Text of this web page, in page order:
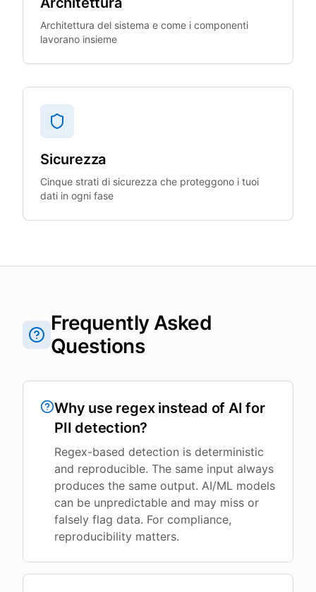
Architettura del sistema e come i componenti
lavorano insieme
Sicurezza
Cinque strati di sicurezza che proteggono i tuoi
dati in ogni fase
Frequently Asked
Questions
Why use regex instead of AI for
PII detection?
Regex-based detection is deterministic
and reproducible. The same input always
produces the same output. AI/ML models
can be unpredictable and may miss or
falsely flag data. For compliance,
reproducibility matters.